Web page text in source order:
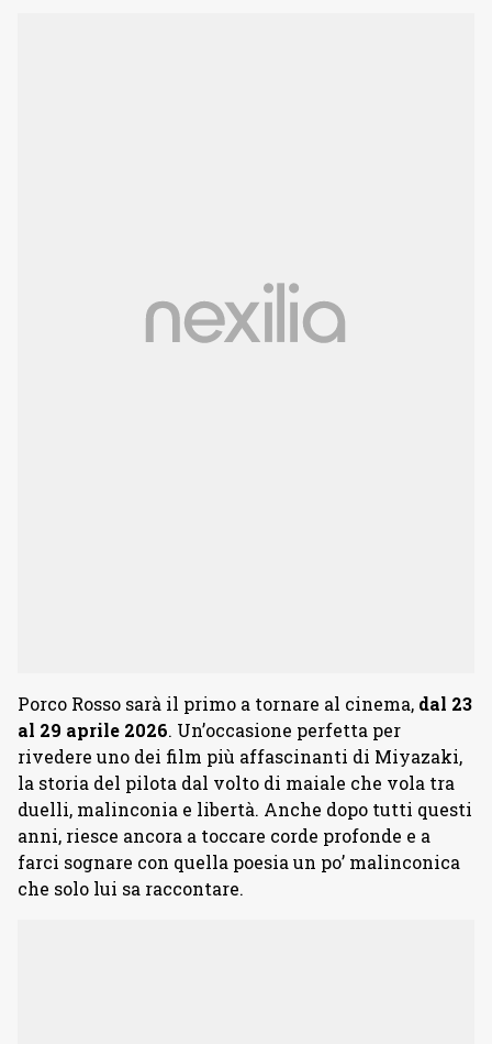
Porco Rosso sarà il primo a tornare al cinema, dal 23
al 29 aprile 2026. Un’occasione perfetta per
rivedere uno dei film più affascinanti di Miyazaki,
la storia del pilota dal volto di maiale che vola tra
duelli, malinconia e libertà. Anche dopo tutti questi
anni, riesce ancora a toccare corde profonde e a
farci sognare con quella poesia un po’ malinconica
che solo lui sa raccontare.